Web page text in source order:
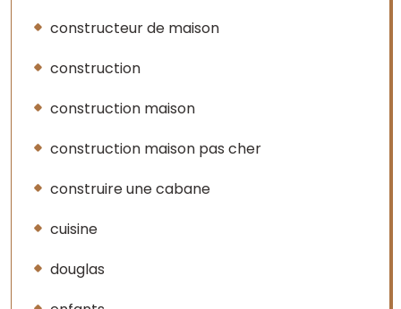
constructeur de maison
construction
construction maison
construction maison pas cher
construire une cabane
cuisine
douglas